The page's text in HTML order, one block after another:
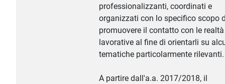
professionalizzanti, coordinati e
organizzati con lo specifico scopo
promuovere il contatto con le realtà
lavorative al fine di orientarli su
tematiche particolarmente rilevanti.
A partire dall'a.a. 2017/2018, il